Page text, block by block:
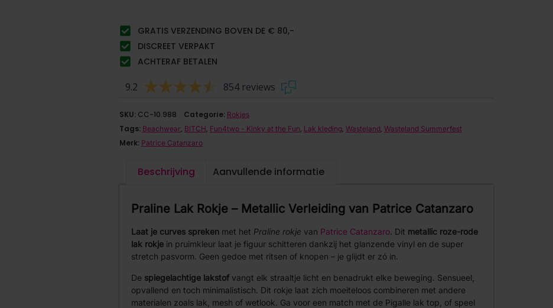
GRATIS VERZENDING BOVEN DE € 80,-
DISCREET VERPAKT
ACHTERAF BETALEN
9.2 854 reviews
SKU: CC-10.988 Categorie: Rokjes
Tags: Beachwear, BITCH, Fun4two - Kinky at the Fun, Lak kleding, Wasteland, Wasteland Summerfest
Merk: Patrice Catanzaro
Beschrijving Aanvullende informatie
Praline Lak Rokje – Metallic Verleiding van Patrice Catanzaro
Laat je curves sprekenmet het Praline rokje van Patrice Catanzaro. Dit metallic roze-rode
lak rokjein pruimkleur laat je figuur schitteren dankzij het glanzende vinyl en de super
stretch pasvorm. Geen gedoe met ritsen of knopen – je glijdt er zó in.
De spiegelachtige lakstofvangt elk straaltje licht en benadrukt elke beweging. Sensueel,
opvallend en toch minimalistisch. Dit rokje laat zich moeiteloos combineren met andere
materialen zoals lak, mesh of wetlook. Ga voor een match met de Pigalle lak top, of speel